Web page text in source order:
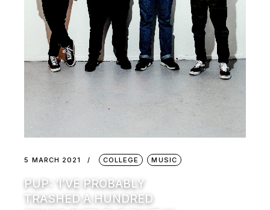
5 MARCH 2021 COLLEGE MUSIC
PUP: ‘I’VE PROBABLY
TRASHED A HUNDRED